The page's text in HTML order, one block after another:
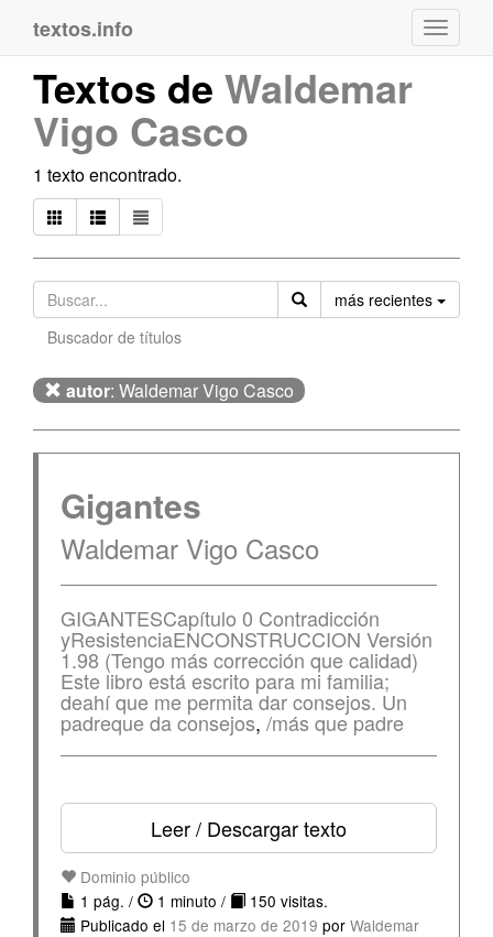
textos.info
Textos de Waldemar
Vigo Casco
1 texto encontrado.
más recientes
Buscador de títulos
autor: Waldemar Vigo Casco
Gigantes
Waldemar Vigo Casco
GIGANTESCapítulo 0 Contradicción
yResistenciaENCONSTRUCCION Versión
1.98 (Tengo más corrección que calidad)
Este libro está escrito para mi familia;
deahí que me permita dar consejos. Un
padreque da consejos, /más que padre
Leer / Descargar texto
Dominio público
1 pág. /
1 minuto /
150 visitas.
Publicado el 15 de marzo de 2019 por Waldemar